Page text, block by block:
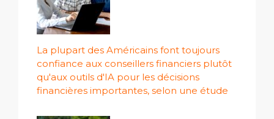
La plupart des Américains font toujours
confiance aux conseillers financiers plutôt
qu'aux outils d'IA pour les décisions
financières importantes, selon une étude